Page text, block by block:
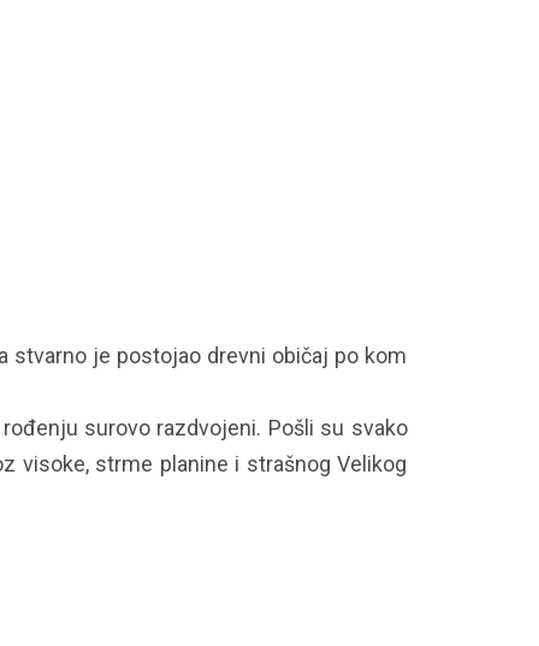
stvarno je postojao drevni običaj po kom
surovo razdvojeni. Pošli su svako
visoke, strme planine i strašnog Velikog